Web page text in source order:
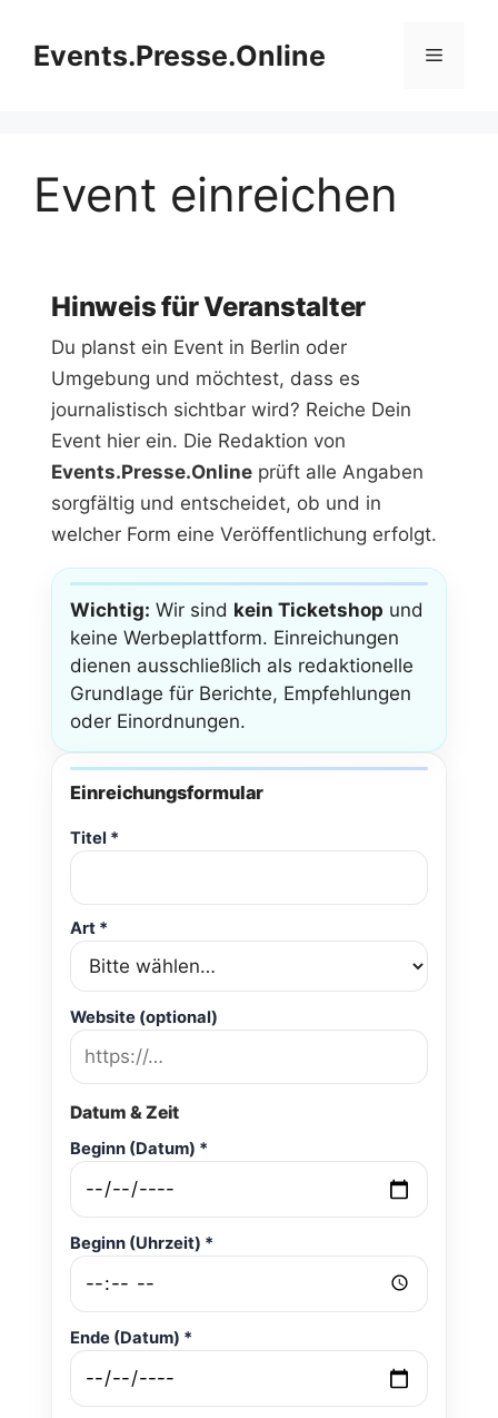
Inhalt
springen
Events.Presse.Online Menü
Event einreichen
Hinweis für Veranstalter
Du planst ein Event in Berlin oder
Umgebung und möchtest, dass es
journalistisch sichtbar wird? Reiche Dein
Event hier ein. Die Redaktion von
Events.Presse.Online prüft alle Angaben
sorgfältig und entscheidet, ob und in
welcher Form eine Veröffentlichung erfolgt.
Wichtig: Wir sind kein Ticketshop und
keine Werbeplattform. Einreichungen
dienen ausschließlich als redaktionelle
Grundlage für Berichte, Empfehlungen
oder Einordnungen.
Einreichungsformular
Titel *
Art *
Website (optional)
Datum & Zeit
Beginn (Datum) *
Beginn (Uhrzeit) *
Ende (Datum) *